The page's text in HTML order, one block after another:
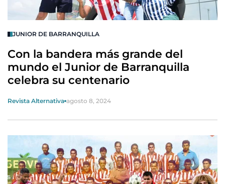
JUNIOR DE BARRANQUILLA
Con la bandera más grande del
mundo el Junior de Barranquilla
celebra su centenario
Revista Alternativa agosto 8, 2024